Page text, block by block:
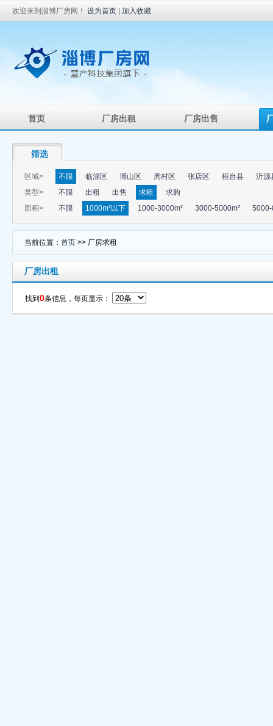
欢迎来到淄博厂房网！ 设为首页 加入收藏
首页 厂房出租 厂房出售
筛选
区域> 不限 临淄区 博山区 周村区 张店区 桓台县
沂源
类型>
不限 出租 出售 求租
求购
面积>
不限 1000m²以下 1000-3000m² 3000-5000m² 5000-
当前位置： 首页 >> 厂房求租
厂房出租
找到 0条信息，每页显示：